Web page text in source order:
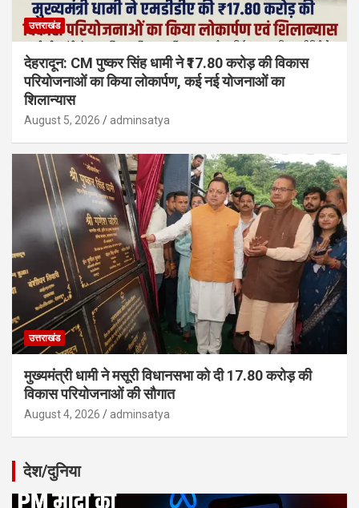
उत्तराखंड
देहरादून: CM पुष्कर सिंह धामी ने ₹17.80 करोड़ की विकास
परियोजनाओं का किया लोकार्पण, कई नई योजनाओं का
शिलान्यास
August 5, 2026 adminsatya
उत्तराखंड
मुख्यमंत्री धामी ने मसूरी विधानसभा को दी 17.80 करोड़ की
विकास परियोजनाओं की सौगात
August 4, 2026 adminsatya
देश/दुनिया